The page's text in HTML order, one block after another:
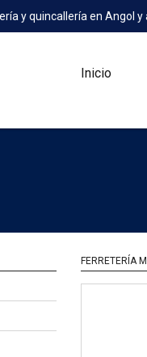
y quincallería en Angol y
Inicio
FERRETERÍA